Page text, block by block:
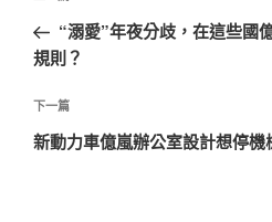
導
覽
一
篇
章
“溺愛”年夜分歧，在這些國
規則？
下
一
下一篇
新動力車億嵐辦公室設計想停機